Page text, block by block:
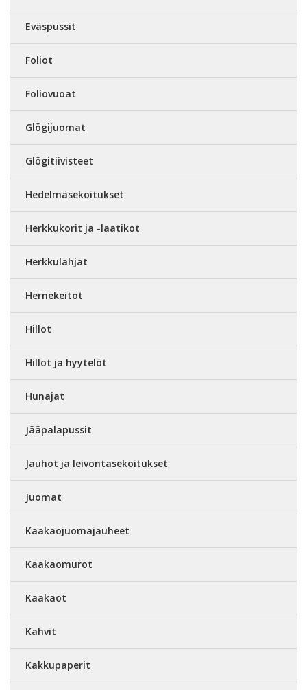
Eväspussit
Foliot
Foliovuoat
Glögijuomat
Glögitiivisteet
Hedelmäsekoitukset
Herkkukorit ja -laatikot
Herkkulahjat
Hernekeitot
Hillot
Hillot ja hyytelöt
Hunajat
Jääpalapussit
Jauhot ja leivontasekoitukset
Juomat
Kaakaojuomajauheet
Kaakaomurot
Kaakaot
Kahvit
Kakkupaperit